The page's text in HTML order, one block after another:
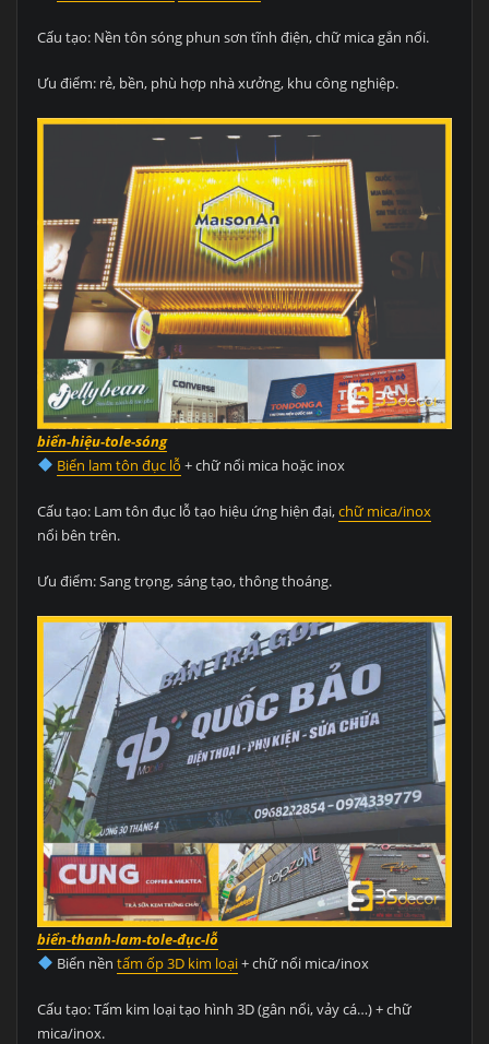
Cấu tạo: Nền tôn sóng phun sơn tĩnh điện, chữ mica gắn nổi.
Ưu điểm: rẻ, bền, phù hợp nhà xưởng, khu công nghiệp.
biển-hiệu-tole-sóng
Biển lam tôn đục lỗ + chữ nổi mica hoặc inox
Cấu tạo: Lam tôn đục lỗ tạo hiệu ứng hiện đại,chữ mica/inox
nổi bên trên.
Ưu điểm: Sang trọng, sáng tạo, thông thoáng.
biển-thanh-lam-tole-đục-lỗ
Biển nền tấm ốp 3D kim loại+ chữ nổi mica/inox
Cấu tạo: Tấm kim loại tạo hình 3D (gân nổi, vảy cá…) + chữ
mica/inox.